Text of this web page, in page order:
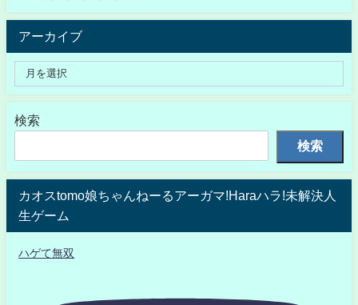
アーカイブ
検索
検索
カオスtomo娘ちゃんねーるアーガマ!Haraハラ!未解決人
生ゲーム
ハゲて無双